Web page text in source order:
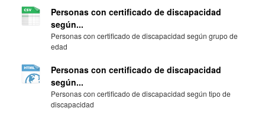
Personas con certificado de discapacidad
según...
Personas con certificado de discapacidad según grupo de
edad
Personas con certificado de discapacidad
según...
Personas con certificado de discapacidad según tipo de
discapacidad